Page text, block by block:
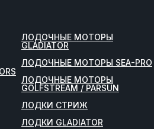
ЛОДОЧНЫЕ МОТОРЫ
GLADIATOR
ЛОДОЧНЫЕ МОТОРЫ SEA-PRO
ЛОДОЧНЫЕ МОТОРЫ
GOLFSTREAM / PARSUN
ЛОДКИ СТРИЖ
ЛОДКИ GLADIATOR